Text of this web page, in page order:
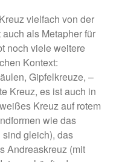
2021
2021
2021
2021
2021
2021
2020
2020
vielfach von der
als Metapher für
noch viele weitere
Kontext:
Gipfelkreuze, –
Kreuz, es ist auch in
Kreuz auf rotem
wie das
gleich), das
Andreaskreuz (mit